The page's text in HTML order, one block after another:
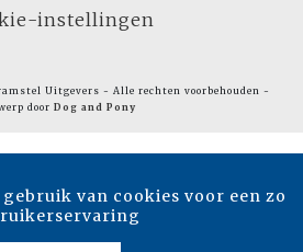
instellingen
Uitgevers - Alle rechten voorbehouden -
door Dog and Pony
van cookies voor een zo